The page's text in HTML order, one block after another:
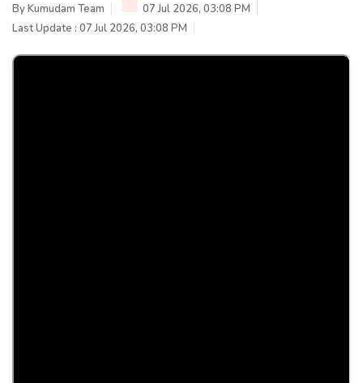
ByKumudam Team
07 Jul 2026, 03:08 PM
Last Update : 07 Jul 2026, 03:08 PM